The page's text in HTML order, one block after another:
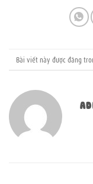
Bài viết này được đăng